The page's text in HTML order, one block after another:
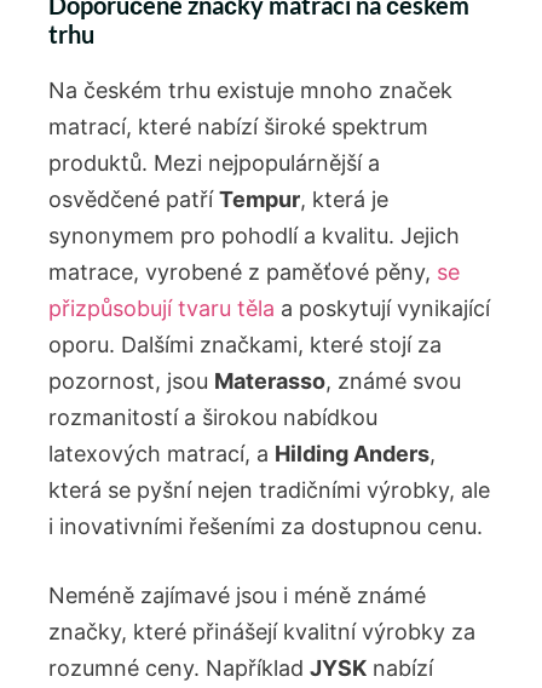
trhu
Na českém trhu existuje mnoho značek
matrací, které nabízí široké spektrum
produktů. Mezi nejpopulárnější a
osvědčené patříTempur, která je
synonymem pro pohodlí a kvalitu. Jejich
matrace, vyrobené z paměťové pěny, se
přizpůsobují tvaru těla a poskytují vynikající
oporu. Dalšími značkami, které stojí za
pozornost, jsou Materasso, známé svou
rozmanitostí a širokou nabídkou
latexových matrací, a Hilding Anders,
která se pyšní nejen tradičními výrobky, ale
i inovativními řešeními za dostupnou cenu.
Neméně zajímavé jsou i méně známé
značky, které přinášejí kvalitní výrobky za
rozumné ceny. Například JYSK nabízí